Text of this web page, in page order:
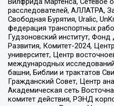
расследователей, АЛЛАТРА,
Свободная Бурятия, Uralic,
федерация транспортных
Гудзоновский институт,
Развития, Комитет-2024,
университет, Центр
международных
башни, Библии и трактатов
Гражданский Совет, Центр
Академическая сеть
комитет действия, РЭНД